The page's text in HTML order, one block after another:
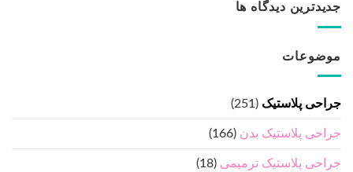
جدیدترین دیدگاه ها
موضوعات
جراحی پلاستیک (251)
جراحی پلاستیک بدن (166)
جراحی پلاستیک ترمیمی (18)